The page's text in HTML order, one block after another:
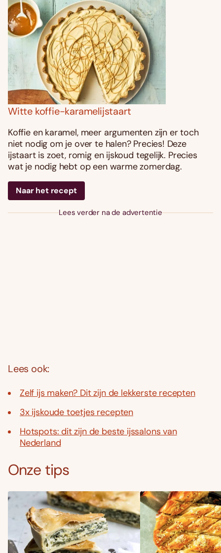
Witte koffie-karamelijstaart
Koffie en karamel, meer argumenten zijn er toch
niet nodig om je over te halen? Precies! Deze
ijstaart is zoet, romig en ijskoud tegelijk. Precies
wat je nodig hebt op een warme zomerdag.
Naar het recept
Lees verder na de advertentie
Lees ook:
Zelf ijs maken? Dit zijn de lekkerste recepten
3x ijskoude toetjes recepten
Hotspots: dit zijn de beste ijssalons van
Nederland
Onze tips